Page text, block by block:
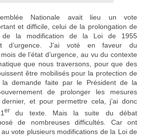
Nationale avait lieu un vote
et difficile, celui de la prolongation de
de la modification de la Loi de 1955
d’urgence. J’ai voté en faveur du
de l’état d’urgence, au vu du contexte
que nous traversons, pour que des
être mobilisés pour la protection de
la demande faite par le Président de la
de prolonger les mesures
dernier, et pour permettre cela, j’ai donc
er du texte. Mais la suite du débat
de nombreuses difficultés. Car ont
vote plusieurs modifications de la Loi de